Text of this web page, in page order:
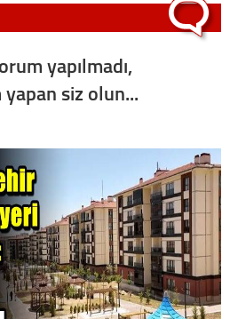
yapılmadı,
siz olun...